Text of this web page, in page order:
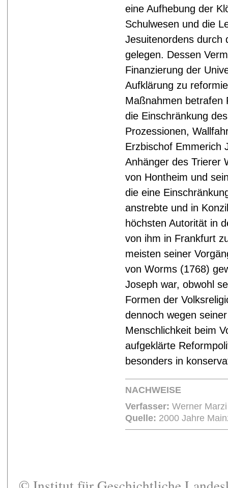
eine Aufhebung der
Schulwesen und die
Jesuitenordens durch
gelegen. Dessen
Finanzierung der
Aufklärung zu
Maßnahmen betrafen
die Einschränkung
Prozessionen,
Erzbischof Emmerich
Anhänger des Trierer
von Hontheim und
die eine
anstrebte und in
höchsten Autorität in
von ihm in Frankfurt
meisten seiner
von Worms (1768)
Joseph war, obwohl
Formen der
dennoch wegen
Menschlichkeit beim
aufgeklärte
besonders in
NACHWEISE
Verfasser: Werner Marzi
Quelle: 2000 Jahre